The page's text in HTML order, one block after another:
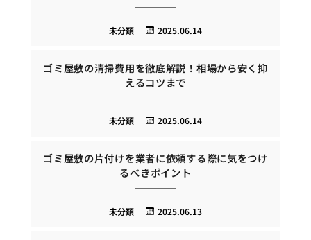
2025.06.14
未分類
ゴミ屋敷の清掃費用を徹底解説！相場から安く抑
えるコツまで
2025.06.14
未分類
ゴミ屋敷の片付けを業者に依頼する際に気をつけ
るべきポイント
2025.06.13
未分類